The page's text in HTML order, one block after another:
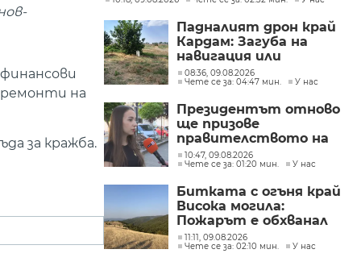
ремонти на
за кражба.
Падналият дрон край
Кардам: Загуба на
навигация или
техническа
неизправност са сред
възможните причини
08:36, 09.08.2026
Чете се за: 04:47 мин.
У нас
Президентът отново
ще призове
правителството на
Северна Македония да
съдейства за
Михайлова
10:47, 09.08.2026
Чете се за: 01:20 мин.
У нас
Битката с огъня край
Висока могила:
Пожарът е обхванал
около 1200 декара сухи
треви, храсти и дъбова
11:11, 09.08.2026
Чете се за: 02:10 мин.
У нас